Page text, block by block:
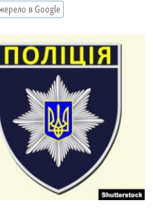
в Google